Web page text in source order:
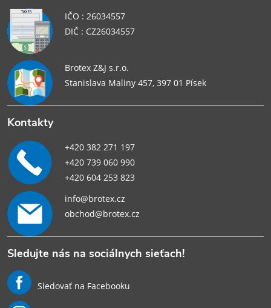
IČO : 26034557
DIČ : CZ26034557
Brotex Z&J s.r.o.
Stanislava Maliny 457, 397 01 Písek
Kontakty
+420 382 271 197
+420 739 060 990
+420 604 253 823
info@brotex.cz
obchod@brotex.cz
Sledujte nás na sociálnych sieťach!
Sledovať na Facebooku